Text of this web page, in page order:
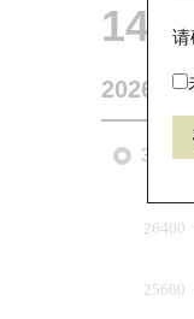
请
2026-
3个月
25600
26400